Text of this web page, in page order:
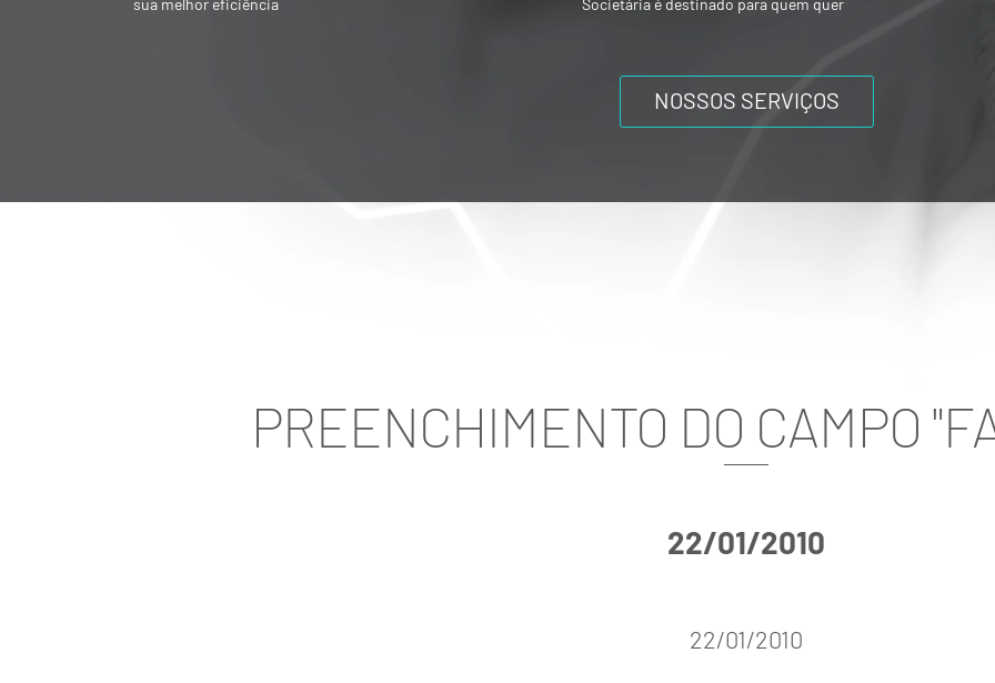
Societária é destinado para quem quer
ou mesmo composições societárias entre
NOSSOS SERVIÇOS
PREENCHIMENTO DO CAMPO
22/01/2010
22/01/2010